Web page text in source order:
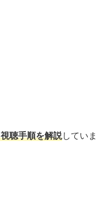
聴手順を解説していま